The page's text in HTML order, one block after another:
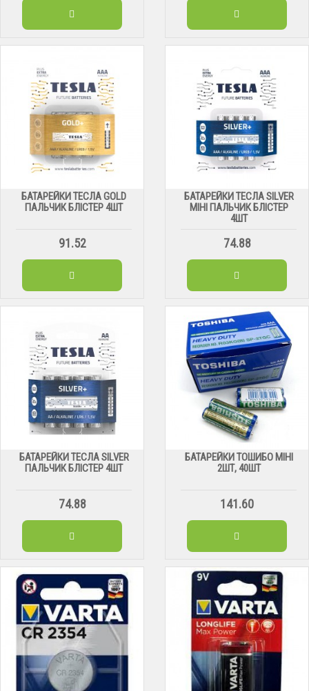
БАТАРЕЙКИ ТЕСЛА GOLD
ПАЛЬЧИК БЛІСТЕР 4ШТ
91.52
БАТАРЕЙКИ ТЕСЛА SILVER
МІНІ ПАЛЬЧИК БЛІСТЕР
4ШТ
74.88
БАТАРЕЙКИ ТЕСЛА SILVER
ПАЛЬЧИК БЛІСТЕР 4ШТ
74.88
БАТАРЕЙКИ ТОШИБО МІНІ
2ШТ, 40ШТ
141.60